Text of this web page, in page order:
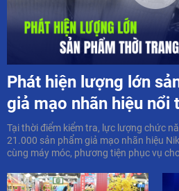
Phát hiện lượng lớn
giả mạo nhãn hiệu nổi
Tại thời điểm kiểm tra, lực lượng chức
21.000 sản phẩm giả mạo nhãn hiệu
cùng máy móc, phương tiện phục vụ